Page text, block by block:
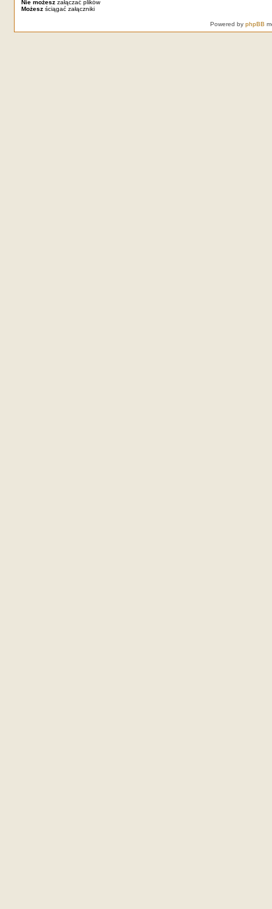
Nie możeszzałączać plików
Możeszściągać załączniki
Powered by phpBB